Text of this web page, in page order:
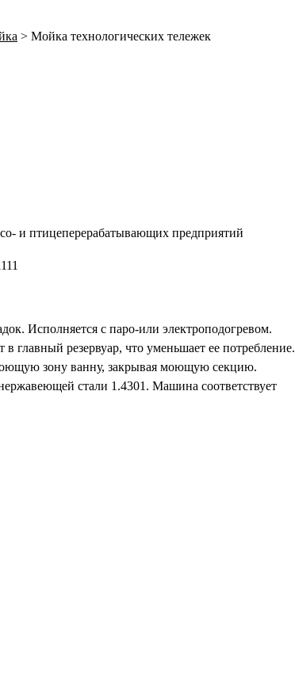
> Мойка технологических тележек
Исполняется с паро-или электроподогревом.
главный резервуар, что уменьшает ее потребление.
зону ванну, закрывая моющую секцию.
стали 1.4301. Машина соответствует